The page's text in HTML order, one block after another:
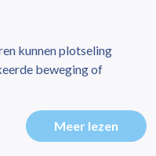
kunnen plotseling
beweging of
Meer lezen